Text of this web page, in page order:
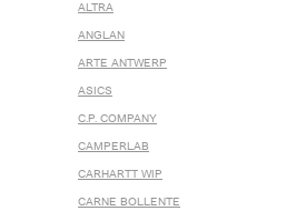
ALTRA
ANGLAN
ARTE ANTWERP
ASICS
C.P. COMPANY
CAMPERLAB
CARHARTT WIP
CARNE BOLLENTE